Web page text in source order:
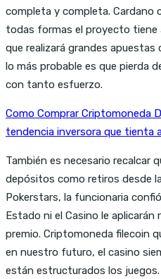
completa y completa. Cardano
todas formas el proyecto tiene
que realizará grandes
lo más probable es que pierda
con tanto esfuerzo.
Como Comprar Criptomoneda
tendencia inversora que tienta
También es necesario recalcar
depósitos como retiros desde
Pokerstars, la funcionaria
Estado ni el Casino le
premio. Criptomoneda filecoin
en nuestro futuro, el casino
están estructurados los